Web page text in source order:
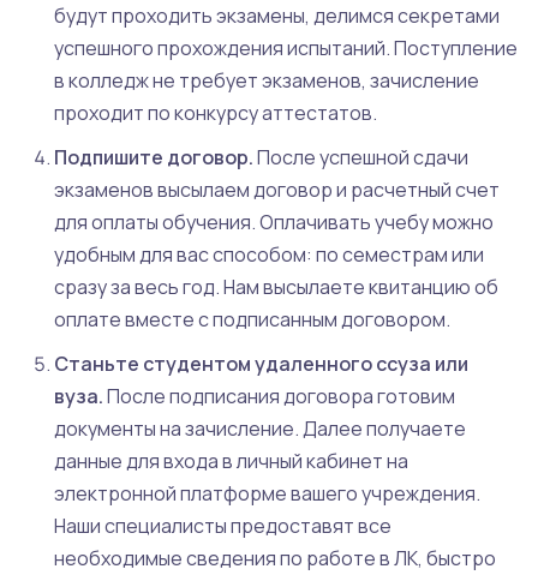
будут проходить экзамены, делимся секретами
успешного прохождения испытаний. Поступление
в колледж не требует экзаменов, зачисление
проходит по конкурсу аттестатов.
Подпишите договор.После успешной сдачи
экзаменов высылаем договор и расчетный счет
для оплаты обучения. Оплачивать учебу можно
удобным для вас способом: по семестрам или
сразу за весь год. Нам высылаете квитанцию об
оплате вместе с подписанным договором.
Станьте студентом удаленного ссуза или
вуза.После подписания договора готовим
документы на зачисление. Далее получаете
данные для входа в личный кабинет на
электронной платформе вашего учреждения.
Наши специалисты предоставят все
необходимые сведения по работе в ЛК, быстро